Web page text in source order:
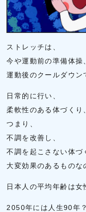
ストレッチは、
今や運動前の準備体操
運動後のクールダウ
日常的に行い、
柔軟性のある体づくり
つまり、
不調を改善し、
不調を起こさない体づ
大変効果のあるものな
日本人の平均年齢は
2050年には人生90年？